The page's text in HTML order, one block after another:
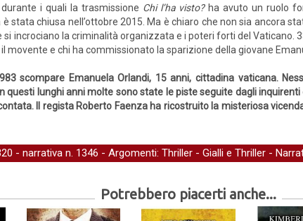
i quali la trasmissione Chi l’ha visto?ha avuto un ruolo
stata chiusa nell’ottobre 2015. Ma è chiaro che non sia ancora
si incrociano la criminalità organizzata e i poteri forti del Vaticano.
movente e chi ha commissionato la sparizione della giovane
scompare Emanuela Orlandi, 15 anni, cittadina vaticana.
questi lunghi anni molte sono state le piste seguite dagli
Il regista Roberto Faenza ha ricostruito la misteriosa
- narrativa n. 1346 - Argomenti: Thriller - Gialli e Thriller -
Potrebbero piacerti anche...